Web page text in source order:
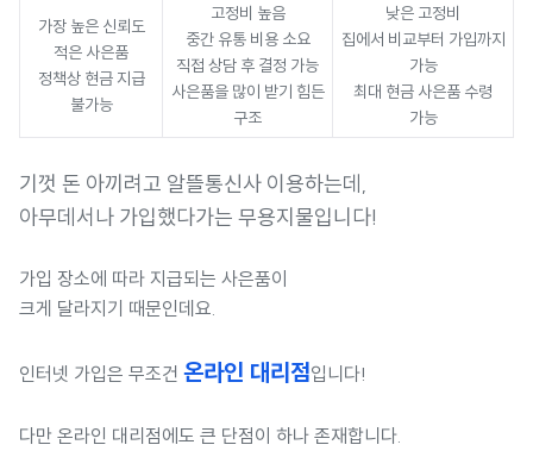
가장 높은 신뢰도
적은 사은품
정책상 현금 지급
불가능
고정비 높음
중간 유통 비용 소요
직접 상담 후 결정 가능
사은품을 많이 받기 힘든
구조
낮은 고정비
집에서 비교부터 가입까지
가능
최대 현금 사은품 수령
가능
기껏 돈 아끼려고 알뜰통신사 이용하는데,
아무데서나 가입했다가는 무용지물입니다!
가입 장소에 따라 지급되는 사은품이
크게 달라지기 때문인데요.
인터넷 가입은 무조건 온라인 대리점입니다!
다만 온라인 대리점에도 큰 단점이 하나 존재합니다.